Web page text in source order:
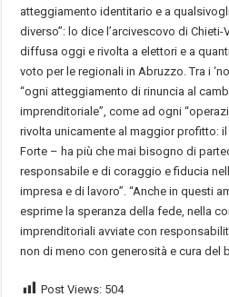
atteggiamento identitario e a
diverso”: lo dice l’arcivescovo di
diffusa oggi e rivolta a elettori e a
voto per le regionali in Abruzzo. Tra i
“ogni atteggiamento di rinuncia al
imprenditoriale”, come ad ogni
rivolta unicamente al maggior profitto:
Forte – ha più che mai bisogno di
responsabile e di coraggio e fiducia
impresa e di lavoro”. “Anche in questi
esprime la speranza della fede, nella
imprenditoriali avviate con
non di meno con generosità e cura del
Post Views: 504